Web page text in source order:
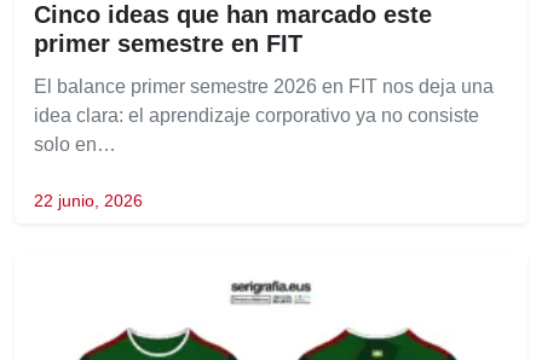
Cinco ideas que han marcado este
primer semestre en FIT
El balance primer semestre 2026 en FIT nos deja una
idea clara: el aprendizaje corporativo ya no consiste
solo en…
22 junio, 2026